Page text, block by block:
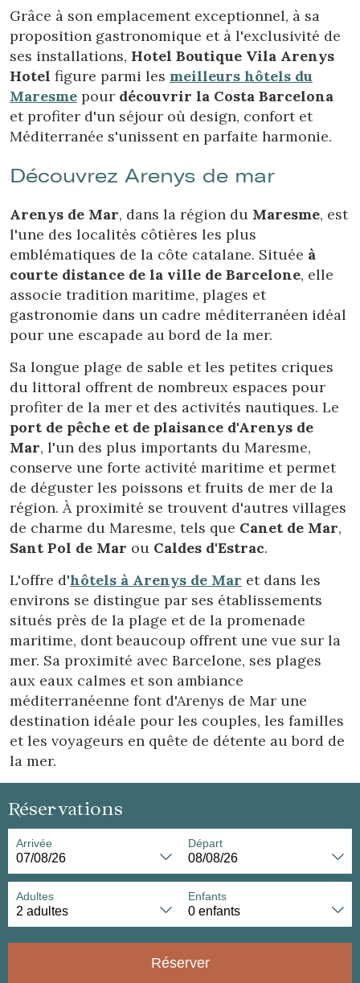
Grâce à son emplacement exceptionnel, à sa
proposition gastronomique et à l'exclusivité de
ses installations, Hotel Boutique Vila Arenys
Hotel figure parmi les meilleurs hôtels du
Maresme pour découvrir la Costa Barcelona
et profiter d'un séjour où design, confort et
Méditerranée s'unissent en parfaite harmonie.
Découvrez Arenys de mar
Arenys de Mar, dans la région du Maresme, est
l'une des localités côtières les plus
emblématiques de la côte catalane. Située à
courte distance de la ville de Barcelone, elle
associe tradition maritime, plages et
gastronomie dans un cadre méditerranéen idéal
pour une escapade au bord de la mer.
Sa longue plage de sable et les petites criques
du littoral offrent de nombreux espaces pour
profiter de la mer et des activités nautiques. Le
port de pêche et de plaisance d'Arenys de
Mar, l'un des plus importants du Maresme,
conserve une forte activité maritime et permet
de déguster les poissons et fruits de mer de la
région. À proximité se trouvent d'autres villages
de charme du Maresme, tels que Canet de Mar,
Sant Pol de Mar ou Caldes d'Estrac.
L'offre d'hôtels à Arenys de Mar et dans les
environs se distingue par ses établissements
situés près de la plage et de la promenade
maritime, dont beaucoup offrent une vue sur la
mer. Sa proximité avec Barcelone, ses plages
aux eaux calmes et son ambiance
méditerranéenne font d'Arenys de Mar une
destination idéale pour les couples, les familles
et les voyageurs en quête de détente au bord de
la mer.
Réservations
Arrivée Départ
Adultes Enfants
Réserver
Analyse et Personnalisation
Ils permettent le suivi et l'analyse du comportement des
utilisateurs de ce site. Les informations collectées via ce
type de cookies sont utilisées pour mesurer l'activité du
Web pour l'élaboration des profils de navigation des
utilisateurs afin d'introduire des améliorations basées sur
l'analyse des données d'utilisation effectuée par les
utilisateurs du service. . Ils nous permettent de
pour améliorer la qualité de nos services et offrir une
meilleure expérience grâce aux produits recommandés.
Marketing et Publicité
Ces cookies sont utilisés pour stocker des informations sur
les préférences et les choix personnels de l'utilisateur
grâce à l'observation continue de ses habitudes de
navigation. Grâce à eux, nous pouvons connaître les
habitudes de navigation sur le site Web et afficher des
publicités liées au profil de navigation de l'utilisateur.